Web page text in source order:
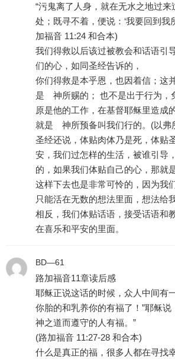
“污鬼离了人身，就在无水之地过来
处；既寻不着，便说：‘我要回到我
加福音 11:24 和合本)
我们得救以后该过被教会和话语引
们的心，如同圣经告诉的，
你们得救是本乎恩，也因着信；这
是 神所赐的； 也不是出于行为，
原是他的工作，在基督耶稣里造成
就是 神所预备叫我们行的。(以弗
圣经还说，体贴肉体乃是死，体贴
安，我们过怎样的生活，被谁引导
的，如果我们体贴自己的心，那就
这样下去也是非常可怜的，因为我
只能活在无数的想法里面，想法给
相反，我们体贴话语，接受话语和
在喜乐和平安的里面。
BD—61
路加福音11章读后感
耶稣正说这话的时候，众人中间有
你胎的和乳养你的有福了！”耶稣
神之道而遵守的人有福。”
(路加福音 11:27-28 和合本)
什么是真正的福，很多人都在寻找